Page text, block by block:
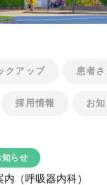
クアップ 患者
採用情報 お
知らせ
（呼吸器内科）